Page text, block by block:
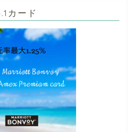
カード